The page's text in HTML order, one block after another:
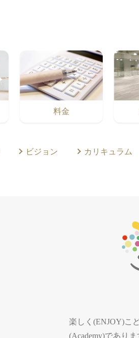
料金
ビジョン カリキュラム
楽しく(ENJOY)こ
(Academy)であり